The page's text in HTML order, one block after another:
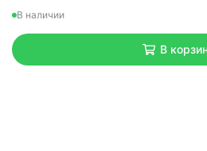
В наличии
В